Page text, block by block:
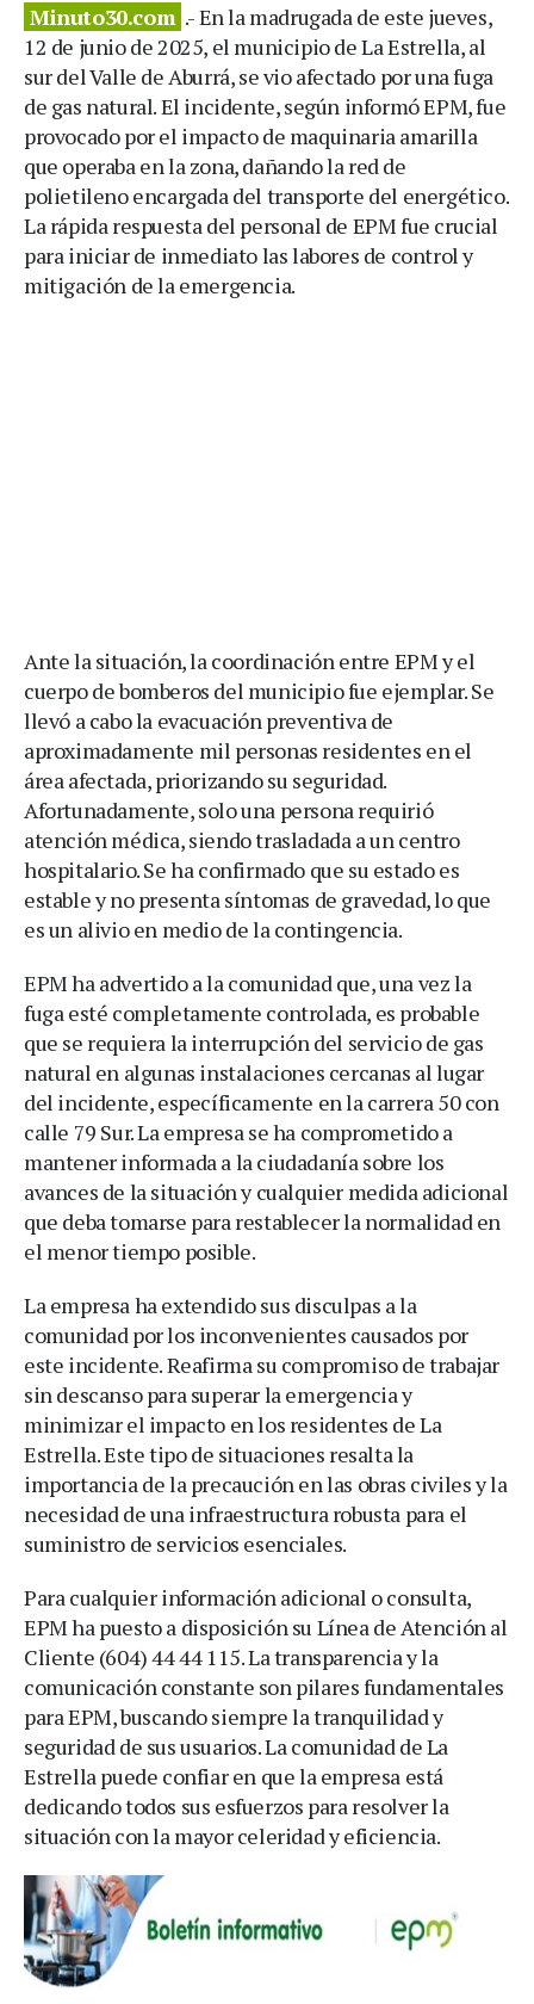
Minuto30.com .- En la madrugada de este jueves,
12 de junio de 2025, el municipio de La Estrella, al
sur del Valle de Aburrá, se vio afectado por una fuga
de gas natural. El incidente, según informó EPM, fue
provocado por el impacto de maquinaria amarilla
que operaba en la zona, dañando la red de
polietileno encargada del transporte del energético.
La rápida respuesta del personal de EPM fue crucial
para iniciar de inmediato las labores de control y
mitigación de la emergencia.
Ante la situación, la coordinación entre EPM y el
cuerpo de bomberos del municipio fue ejemplar. Se
llevó a cabo la evacuación preventiva de
aproximadamente mil personas residentes en el
área afectada, priorizando su seguridad.
Afortunadamente, solo una persona requirió
atención médica, siendo trasladada a un centro
hospitalario. Se ha confirmado que su estado es
estable y no presenta síntomas de gravedad, lo que
es un alivio en medio de la contingencia.
EPM ha advertido a la comunidad que, una vez la
fuga esté completamente controlada, es probable
que se requiera la interrupción del servicio de gas
natural en algunas instalaciones cercanas al lugar
del incidente, específicamente en la carrera 50 con
calle 79 Sur. La empresa se ha comprometido a
mantener informada a la ciudadanía sobre los
avances de la situación y cualquier medida adicional
que deba tomarse para restablecer la normalidad en
el menor tiempo posible.
La empresa ha extendido sus disculpas a la
comunidad por los inconvenientes causados por
este incidente. Reafirma su compromiso de trabajar
sin descanso para superar la emergencia y
minimizar el impacto en los residentes de La
Estrella. Este tipo de situaciones resalta la
importancia de la precaución en las obras civiles y la
necesidad de una infraestructura robusta para el
suministro de servicios esenciales.
Para cualquier información adicional o consulta,
EPM ha puesto a disposición su Línea de Atención al
Cliente (604) 44 44 115. La transparencia y la
comunicación constante son pilares fundamentales
para EPM, buscando siempre la tranquilidad y
seguridad de sus usuarios. La comunidad de La
Estrella puede confiar en que la empresa está
dedicando todos sus esfuerzos para resolver la
situación con la mayor celeridad y eficiencia.